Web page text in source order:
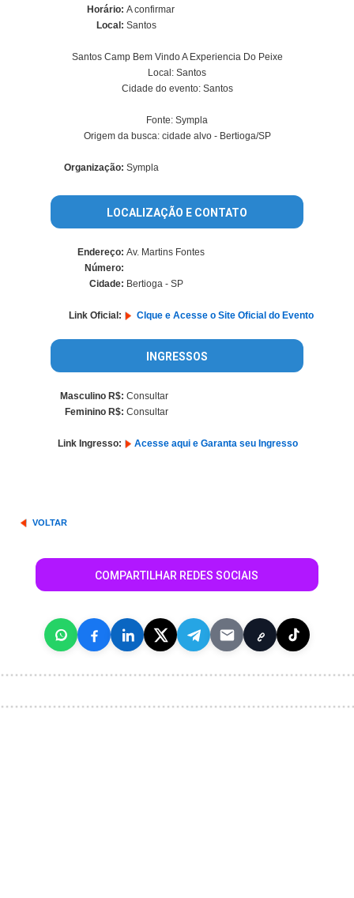
Horário: A confirmar
Local: Santos
Santos Camp Bem Vindo A Experiencia Do Peixe
Local: Santos
Cidade do evento: Santos
Fonte: Sympla
Origem da busca: cidade alvo - Bertioga/SP
Organização: Sympla
LOCALIZAÇÃO E CONTATO
Endereço: Av. Martins Fontes
Número:
Cidade: Bertioga - SP
Link Oficial: Clque e Acesse o Site Oficial do Evento
INGRESSOS
Masculino R$: Consultar
Feminino R$: Consultar
Link Ingresso: Acesse aqui e Garanta seu Ingresso
VOLTAR
COMPARTILHAR REDES SOCIAIS